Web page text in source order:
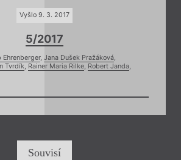
Vyšlo 9. 3. 2017
5/2017
Ehrenberger, Jana Dušek Pražáková,
Tvrdík, Rainer Maria Rilke, Robert Janda,
Souvisí